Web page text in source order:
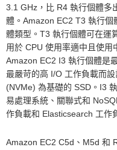
3.1 GHz，比 R4 執行個體多
體。Amazon EC2 T3 執行個
體類型。T3 執行個體可在運
用於 CPU 使用率適中且使用
Amazon EC2 I3 執行個體是
最嚴苛的高 I/O 工作負載而
(NVMe) 為基礎的 SSD。I3
易處理系統、關聯式和
作負載和 Elasticsearch 工作
Amazon EC2 C5d、M5d 和